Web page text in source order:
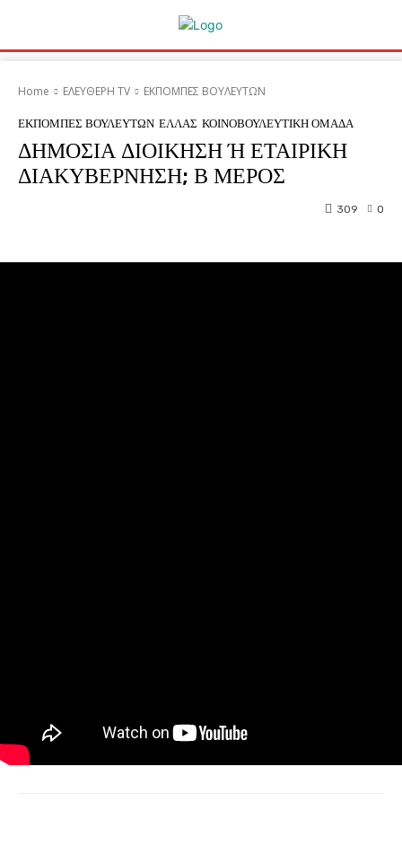
Home ΕΛΕΥΘΕΡΗ ΤV ΕΚΠΟΜΠΕΣ ΒΟΥΛΕΥΤΩΝ
ΕΚΠΟΜΠΕΣ ΒΟΥΛΕΥΤΩΝ ΕΛΛΑΣ ΚΟΙΝΟΒΟΥΛΕΥΤΙΚΗ ΟΜΑΔΑ
ΔΗΜΟΣΙΑ ΔΙΟΙΚΗΣΗ Ή ΕΤΑΙΡΙΚΗ
ΔΙΑΚΥΒΕΡΝΗΣΗ; Β ΜΕΡΟΣ
0
309